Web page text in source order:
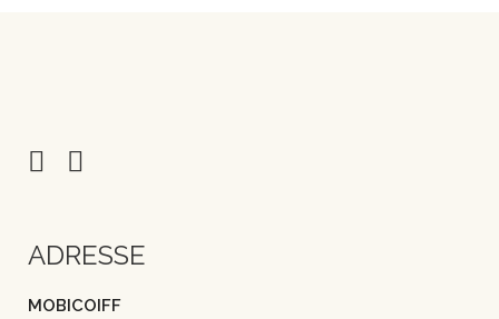
ADRESSE
MOBICOIFF